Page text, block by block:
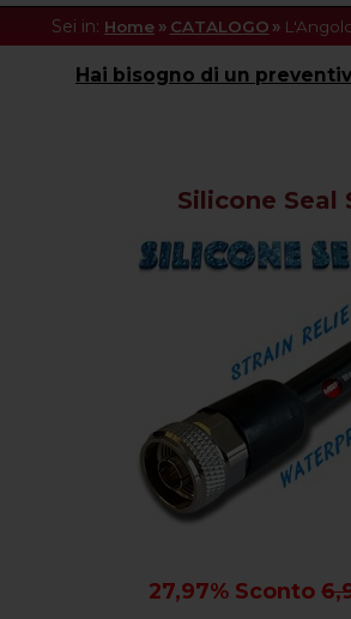
Sei in: Home » CATALOGO »
Hai bisogno di un
Silicone Seal
27,97% Sconto